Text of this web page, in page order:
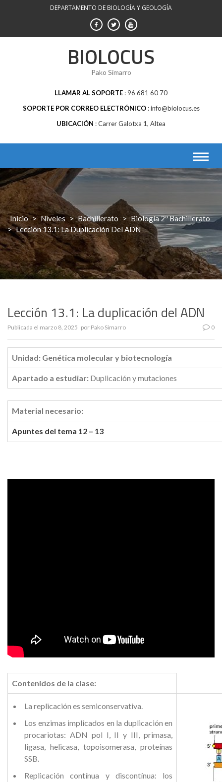
DEPARTAMENTO DE BIOLOGÍA Y GEOLOGÍA
BIOLOCUS
Pako Simarro
LLAMAR AL SOPORTE 96 681 60 70
SOPORTE POR CORREO ELECTRÓNICO info@biolocus.es
UBICACIÓN
Carrer Galotxa 1, Altea
Inicio > Niveles > Bachillerato > Biología 2º Bachillerato
> Lección 13.1: La Duplicación Del ADN
Lección 13.1: La duplicación del ADN
Publicada el marzo 8, 2025 por Pako Simarro 0
Unidad: Genética molecular y biotecnología
Apartado a estudiar: Duplicación y mutaciones
Material necesario:
Apuntes del tema 12 – 13
Contenidos de la clase:
La replicación es semiconservativa.
Los enzimas implicados en la duplicación en
procariotas: ADN pol I, II y III, primasa,
ligasa, helicasa, topoisomerasa, proteínas
SSB.
Replicación contínua y discontínua: los